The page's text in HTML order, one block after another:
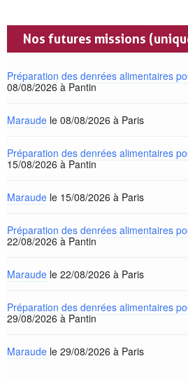
Nos futures missions
Préparation des denrées alimentaires
08/08/2026 à Pantin
Maraude le 08/08/2026 à Paris
Préparation des denrées alimentaires
15/08/2026 à Pantin
Maraude le 15/08/2026 à Paris
Préparation des denrées alimentaires
22/08/2026 à Pantin
Maraude le 22/08/2026 à Paris
Préparation des denrées alimentaires
29/08/2026 à Pantin
Maraude le 29/08/2026 à Paris